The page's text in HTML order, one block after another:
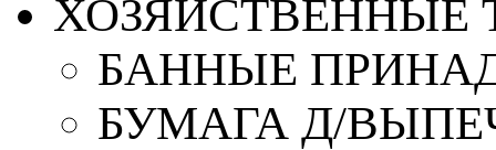
ХОЗЯЙСТВЕННЫЕ
БАННЫЕ
БУМАГА Д/